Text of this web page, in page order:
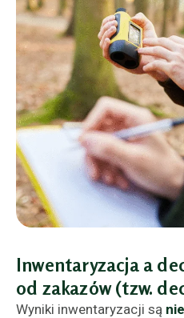
Inwentaryzacja a
od zakazów (tzw.
Wyniki inwentaryzacji są